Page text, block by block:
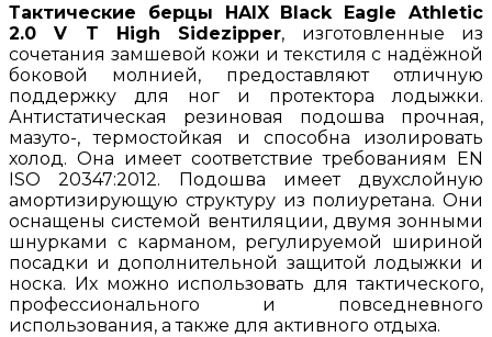
Тактические берцы HAIX Black Eagle Athletic
2.0 V T High Sidezipper, изготовленные из
сочетания замшевой кожи и текстиля с надёжной
боковой молнией, предоставляют отличную
поддержку для ног и протектора лодыжки.
Антистатическая резиновая подошва прочная,
мазуто-, термостойкая и способна изолировать
холод. Она имеет соответствие требованиям EN
ISO 20347:2012. Подошва имеет двухслойную
амортизирующую структуру из полиуретана. Они
оснащены системой вентиляции, двумя зонными
шнурками с карманом, регулируемой шириной
посадки и дополнительной защитой лодыжки и
носка. Их можно использовать для тактического,
профессионального и повседневного
использования, а также для активного отдыха.